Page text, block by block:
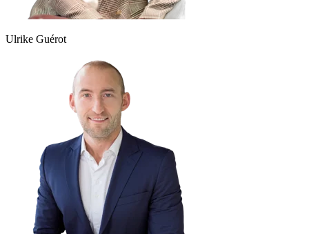
Ulrike Guérot